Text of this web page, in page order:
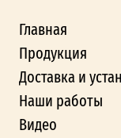
Главная
Продукция
Доставка и
Наши работы
Видео